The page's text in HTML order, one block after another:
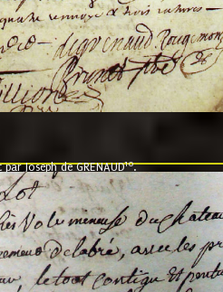
Joseph de GRENAUD10.
ving neuvième jour du mois de
Guillaume de Moyriat chevalier baron
a monseigneur monsieur
parlement de Bourgogne, present et
a sur ses hommes, indivisables et